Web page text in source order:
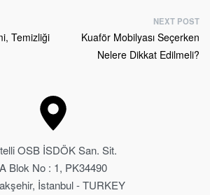
Temizliği
NEXT POST
Kuaför Mobilyası Seçerken
Nelere Dikkat Edilmeli?
OSB İSDÖK San. Sit.
A Blok No : 1, PK34490
İstanbul - TURKEY